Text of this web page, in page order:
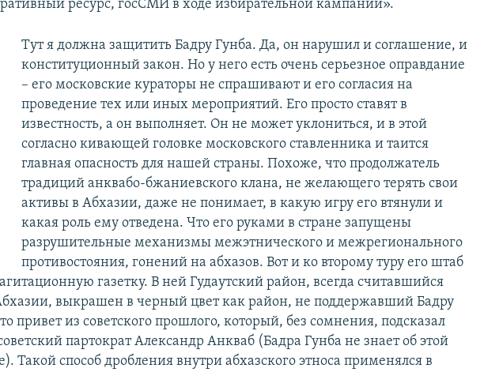
ресурс, госСМИ в ходе избирательной кампании».
Тут я должна защитить Бадру Гунба. Да, он нарушил и соглашение, и
конституционный закон. Но у него есть очень серьезное оправдание
– его московские кураторы не спрашивают и его согласия на
проведение тех или иных мероприятий. Его просто ставят в
известность, а он выполняет. Он не может уклониться, и в этой
согласно кивающей головке московского ставленника и таится
главная опасность для нашей страны. Похоже, что продолжатель
традиций анквабо-бжаниевского клана, не желающего терять свои
активы в Абхазии, даже не понимает, в какую игру его втянули и
какая роль ему отведена. Что его руками в стране запущены
разрушительные механизмы межэтнического и межрегионального
противостояния, гонений на абхазов. Вот и ко второму туру его штаб
газетку. В ней Гудаутский район, всегда считавшийся
выкрашен в черный цвет как район, не поддержавший Бадру
привет из советского прошлого, который, без сомнения, подсказал
партократ Александр Анкваб (Бадра Гунба не знает об этой
Такой способ дробления внутри абхазского этноса применялся в